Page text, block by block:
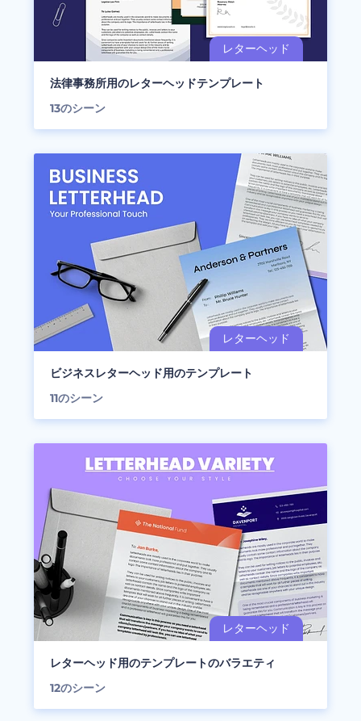
法律事務所用のレターヘッドテンプレート
13のシーン
ビジネスレターヘッド用のテンプレート
11のシーン
レターヘッド用のテンプレートのバラエティ
12のシーン